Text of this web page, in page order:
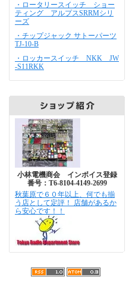
・ロータリースイッチ ショー
ティング アルプスSRRMシリ
ーズ
・チップジャック サトーパーツ
TJ-10-B
・ロッカースイッチ NKK JW
-S11RKK
小林電機商会 インボイス登録
番号：T6-8104-4149-2699
秋葉原で６０年以上、何でも揃
う店として定評！ 店舗があるか
ら安心です！！